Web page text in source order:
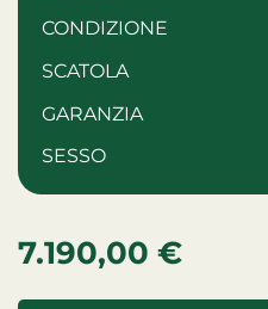
CONDIZIONE
SCATOLA
GARANZIA
SESSO
7.190,00 €